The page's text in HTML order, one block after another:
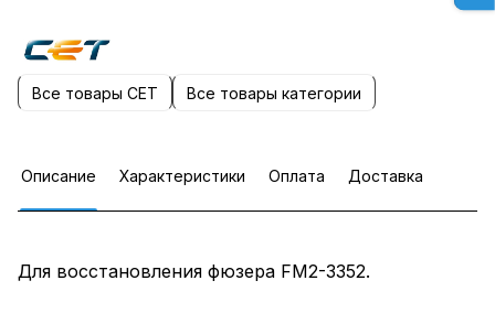
Все товары CET Все товары категории
Описание Характеристики Оплата Доставка
Для восстановления фюзера FM2-3352.